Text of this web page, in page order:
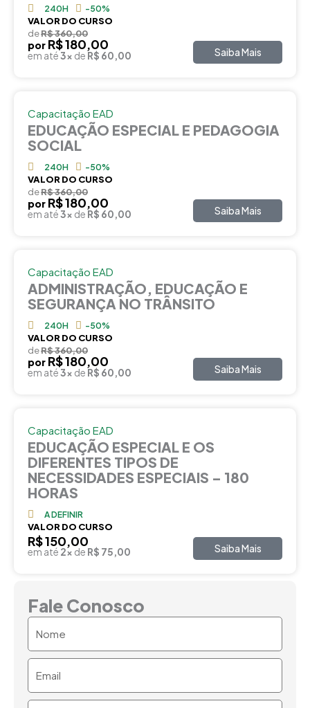
240H -50%
VALOR DO CURSO
deR$ 360,00
por R$ 180,00
em até3x de R$ 60,00 Saiba Mais
Capacitação EAD
EDUCAÇÃO ESPECIAL E PEDAGOGIA
SOCIAL
240H -50%
VALOR DO CURSO
deR$ 360,00
por R$ 180,00
em até3x de R$ 60,00 Saiba Mais
Capacitação EAD
ADMINISTRAÇÃO, EDUCAÇÃO E
SEGURANÇA NO TRÂNSITO
240H -50%
VALOR DO CURSO
deR$ 360,00
por R$ 180,00
em até3x de R$ 60,00 Saiba Mais
Capacitação EAD
EDUCAÇÃO ESPECIAL E OS
DIFERENTES TIPOS DE
NECESSIDADES ESPECIAIS – 180
HORAS
A DEFINIR
VALOR DO CURSO
R$ 150,00
em até 2x de R$ 75,00 Saiba Mais
Fale Conosco